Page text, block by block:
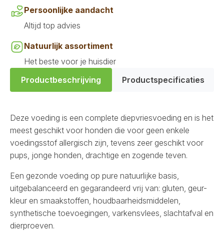
Persoonlijke aandacht
Altijd top advies
Natuurlijk assortiment
Het beste voor je huisdier
Productbeschrijving
Productspecificaties
Deze voeding is een complete diepvriesvoeding en is het
meest geschikt voor honden die voor geen enkele
voedingsstof allergisch zijn, tevens zeer geschikt voor
pups, jonge honden, drachtige en zogende teven.
Een gezonde voeding op pure natuurlijke basis,
uitgebalanceerd en gegarandeerd vrij van: gluten, geur-
kleur en smaakstoffen, houdbaarheidsmiddelen,
synthetische toevoegingen, varkensvlees, slachtafval en
dierproeven.